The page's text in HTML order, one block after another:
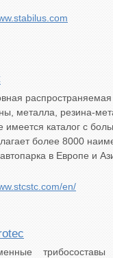
распространяемая
металла, резина-
имеется каталог с
более 8000
в Европе и
en/